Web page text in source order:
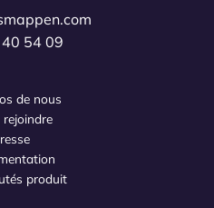
54 09
de nous
rejoindre
produit